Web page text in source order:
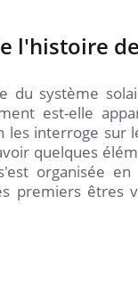
l'histoire
du système
est-elle
interroge sur
quelques
organisée
premiers êtres